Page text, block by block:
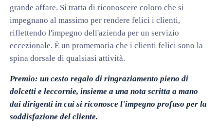
grande affare. Si tratta di riconoscere coloro che si
impegnano al massimo per rendere felici i clienti,
riflettendo l'impegno dell'azienda per un servizio
eccezionale. È un promemoria che i clienti felici sono la
spina dorsale di qualsiasi attività.
Premio: un cesto regalo di ringraziamento pieno di
dolcetti e leccornie, insieme a una nota scritta a mano
dai dirigenti in cui si riconosce l'impegno profuso per la
soddisfazione del cliente.